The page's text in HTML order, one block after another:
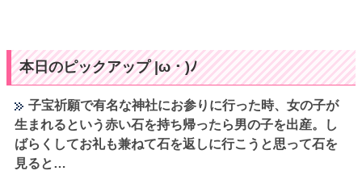
本日のピックアップ |ω・)ﾉ
子宝祈願で有名な神社にお参りに行った時、女の子が
生まれるという赤い石を持ち帰ったら男の子を出産。し
ばらくしてお礼も兼ねて石を返しに行こうと思って石を
見ると…